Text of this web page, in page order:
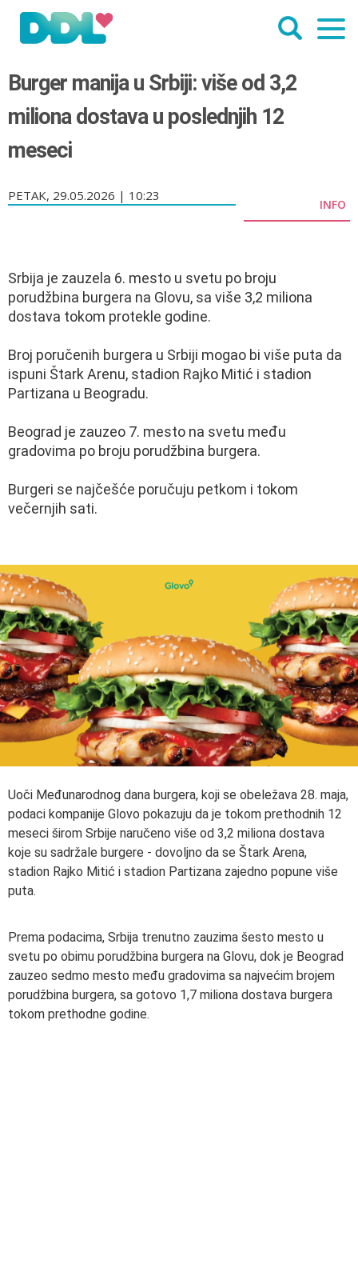
Burger manija u Srbiji: više od 3,2
miliona dostava u poslednjih 12
meseci
PETAK, 29.05.2026 | 10:23
INFO
Srbija je zauzela 6. mesto u svetu po broju
porudžbina burgera na Glovu, sa više 3,2 miliona
dostava tokom protekle godine.
Broj poručenih burgera u Srbiji mogao bi više puta da
ispuni Štark Arenu, stadion Rajko Mitić i stadion
Partizana u Beogradu.
Beograd je zauzeo 7. mesto na svetu među
gradovima po broju porudžbina burgera.
Burgeri se najčešće poručuju petkom i tokom
večernjih sati.
Uoči Međunarodnog dana burgera, koji se obeležava 28. maja,
podaci kompanije Glovo pokazuju da je tokom prethodnih 12
meseci širom Srbije naručeno više od 3,2 miliona dostava
koje su sadržale burgere - dovoljno da se Štark Arena,
stadion Rajko Mitić i stadion Partizana zajedno popune više
puta.
Prema podacima, Srbija trenutno zauzima šesto mesto u
svetu po obimu porudžbina burgera na Glovu, dok je Beograd
zauzeo sedmo mesto među gradovima sa najvećim brojem
porudžbina burgera, sa gotovo 1,7 miliona dostava burgera
tokom prethodne godine.